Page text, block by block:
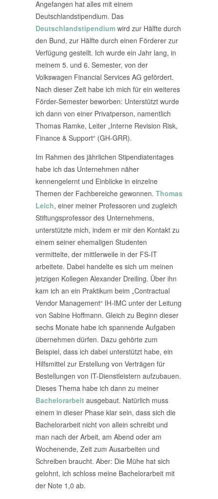
Angefangen hat alles mit einem
Deutschlandstipendium. Das
Deutschlandstipendium wird zur Hälfte durch
den Bund, zur Hälfte durch einen Förderer zur
Verfügung gestellt. Ich wurde ein Jahr lang, in
meinem 5. und 6. Semester, von der
Volkswagen Financial Services AG gefördert.
Nach dieser Zeit habe ich mich für ein weiteres
Förder-Semester beworben: Unterstützt wurde
ich dann von einer Privatperson, namentlich
Thomas Ramke, Leiter „Interne Revision Risk,
Finance & Support“ (GH-GRR).
Im Rahmen des jährlichen Stipendiatentages
habe ich das Unternehmen näher
kennengelernt und Einblicke in einzelne
Themen der Fachbereiche gewonnen. Thomas
Leich, einer meiner Professoren und zugleich
Stiftungsprofessor des Unternehmens,
unterstützte mich, indem er mir den Kontakt zu
einem seiner ehemaligen Studenten
vermittelte, der mittlerweile in der FS-IT
arbeitete. Dabei handelte es sich um meinen
jetzigen Kollegen Alexander Dreiling. Über ihn
kam ich an ein Praktikum beim „Contractual
Vendor Management“ IH-IMC unter der Leitung
von Sabine Hoffmann. Gleich zu Beginn dieser
sechs Monate habe ich spannende Aufgaben
übernehmen dürfen. Dazu gehörte zum
Beispiel, dass ich dabei unterstützt habe, ein
Hilfsmittel zur Erstellung von Verträgen für
Bestellungen von IT-Dienstleistern aufzubauen.
Dieses Thema habe ich dann zu meiner
Bachelorarbeit ausgebaut. Natürlich muss
einem in dieser Phase klar sein, dass sich die
Bachelorarbeit nicht von allein schreibt und
man nach der Arbeit, am Abend oder am
Wochenende, Zeit zum Ausarbeiten und
Schreiben braucht. Aber: Die Mühe hat sich
gelohnt, ich schloss meine Bachelorarbeit mit
der Note 1,0 ab.